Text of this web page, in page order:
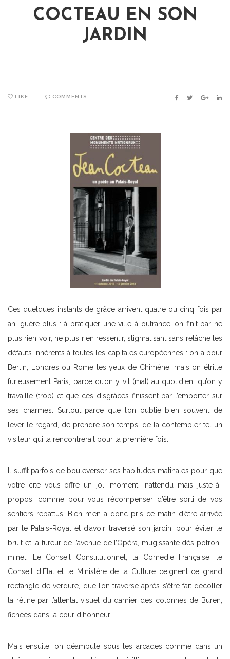
COCTEAU EN SON
JARDIN
LIKE COMMENTS FACEBOOK
TWITTER
Ces quelques instants de grâce arrivent quatre ou cinq fois par
an, guère plus : à pratiquer une ville à outrance, on finit par ne
plus rien voir, ne plus rien ressentir, stigmatisant sans relâche les
défauts inhérents à toutes les capitales européennes : on a pour
Berlin, Londres ou Rome les yeux de Chimène, mais on étrille
furieusement Paris, parce qu’on y vit (mal) au quotidien, qu’on y
travaille (trop) et que ces disgrâces finissent par l’emporter sur
ses charmes. Surtout parce que l’on oublie bien souvent de
lever le regard, de prendre son temps, de la contempler tel un
visiteur qui la rencontrerait pour la première fois.
Il suffit parfois de bouleverser ses habitudes matinales pour que
votre cité vous offre un joli moment, inattendu mais juste-à-
propos, comme pour vous récompenser d’être sorti de vos
sentiers rebattus. Bien m’en a donc pris ce matin d’être arrivée
par le Palais-Royal et d’avoir traversé son jardin, pour éviter le
bruit et la fureur de l’avenue de l’Opéra, mugissante dès potron-
minet. Le Conseil Constitutionnel, la Comédie Française, le
Conseil d’État et le Ministère de la Culture ceignent ce grand
rectangle de verdure, que l’on traverse après s’être fait décoller
la rétine par l’attentat visuel du damier des colonnes de Buren,
fichées dans la cour d’honneur.
Mais ensuite, on déambule sous les arcades comme dans un